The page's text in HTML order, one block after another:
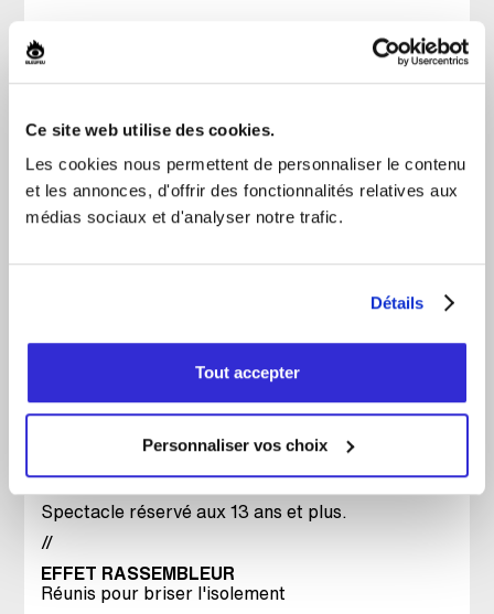
Ce site web utilise des cookies.
Les cookies nous permettent de personnaliser le contenu
et les annonces, d'offrir des fonctionnalités relatives aux
médias sociaux et d'analyser notre trafic.
Détails
Tout accepter
Personnaliser vos choix
quotidiennes, les montages farfelus… ou encore la
mayo. Vous pourrez enfin le voir sur scène dans
son tout premier « One Petit Gars Show », en
tournée à travers le Québec.
autres trouvailles étranges, tout droit sorties de
sa tête de gamin. Espérons seulement que son
Imaginez : au lieu de quelques secondes de Zac
minutes (environ 75!!!) de son univers à la fois tout
vivre un moment déjanté, imprévisible, hilarant…
et très stupide.
Spectacle réservé aux 13 ans et plus.
//
EFFET RASSEMBLEUR
Réunis pour briser l'isolement